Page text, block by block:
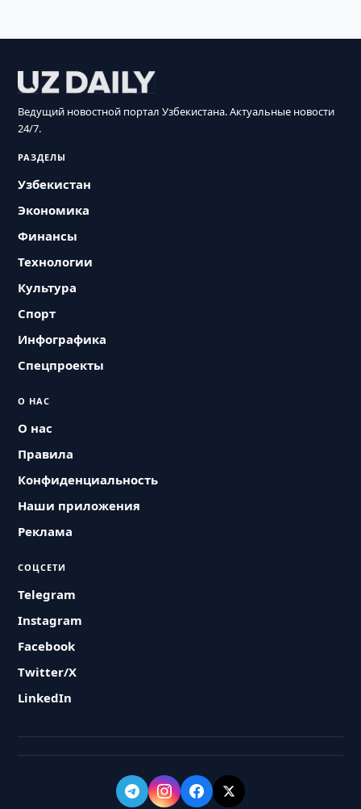
Ведущий новостной портал Узбекистана. Актуальные новости
24/7.
РАЗДЕЛЫ
Узбекистан
Экономика
Финансы
Технологии
Культура
Спорт
Инфографика
Спецпроекты
О НАС
О нас
Правила
Конфиденциальность
Наши приложения
Реклама
СОЦСЕТИ
Telegram
Instagram
Facebook
Twitter/X
LinkedIn